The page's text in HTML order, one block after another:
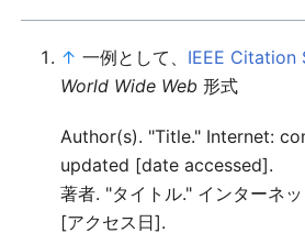
↑ 一例として、 IEEE Citation
World Wide Web 形式
Author(s). "Title." Internet:
updated [date accessed].
著者. "タイトル." インターネ
[アクセス日].